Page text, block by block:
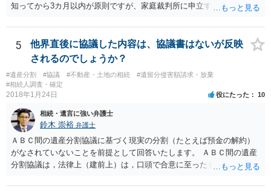
知ってから3カ月以内が原則ですが、家庭裁判所に申立すれば3カ月の
放棄するかどうか決めることができます。 銀行やサラ金が数年も放置
することはありませんので、数年後に借金が発見される可能性はほぼ
ありません。 なお、私が扱った相続放棄を検討していた案件で、期間
伸長して調査したところ、サラ金に対する過払金など相当な財産が見
つかったため相続したという事例がありました。
5
他界直後に協議した内容は、協議書はないが反映
されるのでしょうか？
#遺産分割 #協議 #不動産・土地の相続
#遺留分侵害額請求・放棄
#相続人調査・確定
2018年1月24日 役にたった 10
相続・遺言に強い弁護士
鈴木 崇裕 弁護士
ＡＢＣ間の遺産分割協議に基づく現実の分割（たとえば預金の解約）
がなされていないことを前提として回答いたします。 ＡＢＣ間の遺産
分割協議は，法律上（建前上）は，口頭で合意に至ったものであって
ん。 また，不動産の名義を移転するためには，遺産分割協議書への署